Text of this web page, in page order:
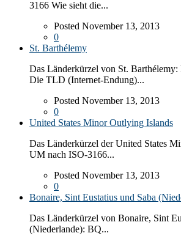
3166 Wie sieht die...
Posted November 13, 2013
0
St. Barthélemy
Das Länderkürzel von St.
Die TLD (Internet-Endung)...
Posted November 13, 2013
0
United States Minor Outlying Islands
Das Länderkürzel der United States
UM nach ISO-3166...
Posted November 13, 2013
0
Bonaire, Sint Eustatius und Saba
Das Länderkürzel von Bonaire, Sint
(Niederlande): BQ...